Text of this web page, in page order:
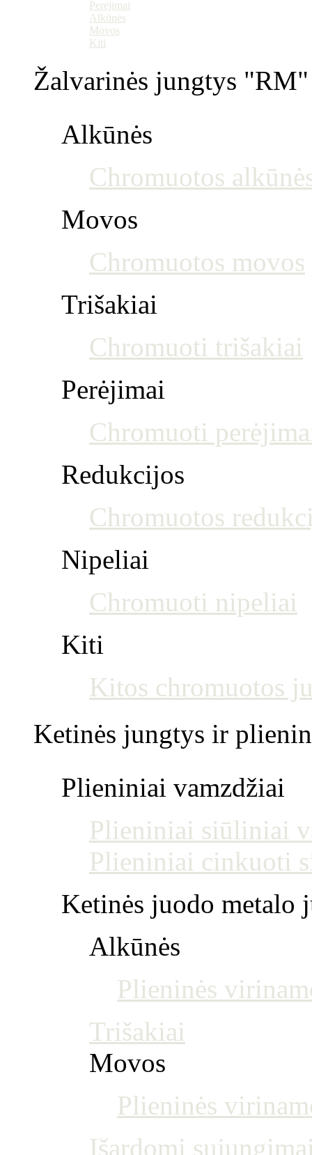
Perėjimai
Alkūnės
Movos
Kiti
Žalvarinės jungtys
Alkūnės
Chromuotos
Movos
Chromuotos movos
Trišakiai
Chromuoti trišakiai
Perėjimai
Chromuoti
Redukcijos
Chromuotos
Nipeliai
Chromuoti nipeliai
Kiti
Kitos chromuotos
Ketinės jungtys ir
Plieniniai vamzdžiai
Plieniniai siūliniai
Plieniniai cinkuoti
Ketinės juodo metalo
Alkūnės
Plieninės
Trišakiai
Movos
Plieninės
Išardomi